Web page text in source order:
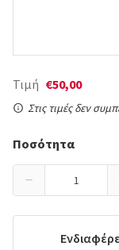
Τιμή €50,00
Στις τιμές δεν
Ποσότητα